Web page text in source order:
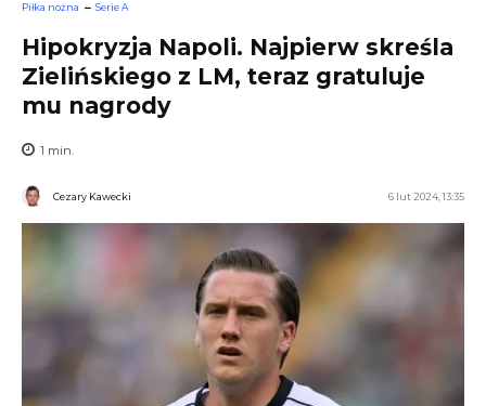
Piłka nożna Serie A
Hipokryzja Napoli. Najpierw skreśla
Zielińskiego z LM, teraz gratuluje
mu nagrody
1 min.
Cezary Kawecki 6 lut 2024, 13:35